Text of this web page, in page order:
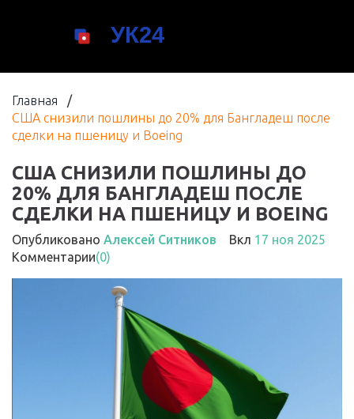
Главная /
США снизили пошлины до 20% для Бангладеш после
сделки на пшеницу и Boeing
США СНИЗИЛИ ПОШЛИНЫ ДО
20% ДЛЯ БАНГЛАДЕШ ПОСЛЕ
СДЕЛКИ НА ПШЕНИЦУ И BOEING
Опубликовано Алексей Ситников Вкл 17 ноя 2025
Комментарии(0)